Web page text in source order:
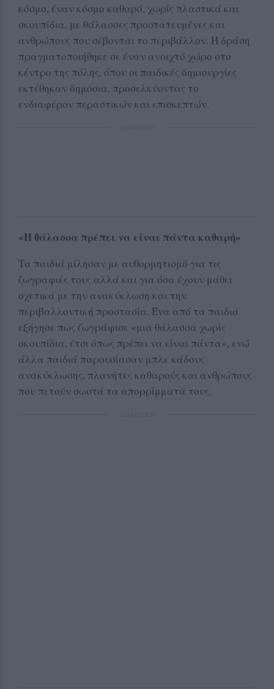
κόσμο, έναν κόσμο καθαρό, χωρίς πλαστικά και
σκουπίδια, με θάλασσες προστατευμένες και
ανθρώπους που σέβονται το περιβάλλον. Η δράση
πραγματοποιήθηκε σε έναν ανοιχτό χώρο στο
κέντρο της πόλης, όπου οι παιδικές δημιουργίες
εκτέθηκαν δημόσια, προσελκύοντας το
ενδιαφέρον περαστικών και επισκεπτών.
«Η θάλασσα πρέπει να είναι πάντα καθαρή»
Τα παιδιά μίλησαν με αυθορμητισμό για τις
ζωγραφιές τους αλλά και για όσα έχουν μάθει
σχετικά με την ανακύκλωση και την
περιβαλλοντική προστασία. Ένα από τα παιδιά
εξήγησε πως ζωγράφισε «μια θάλασσα χωρίς
σκουπίδια, έτσι όπως πρέπει να είναι πάντα», ενώ
άλλα παιδιά παρουσίασαν μπλε κάδους
ανακύκλωσης, πλανήτες καθαρούς και ανθρώπους
που πετούν σωστά τα απορρίμματά τους.